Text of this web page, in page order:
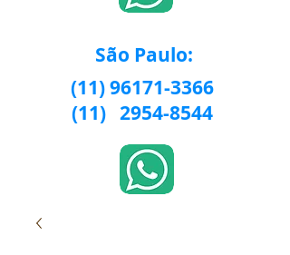
São Paulo:
(11) 96171-3366
(11) 2954-8544